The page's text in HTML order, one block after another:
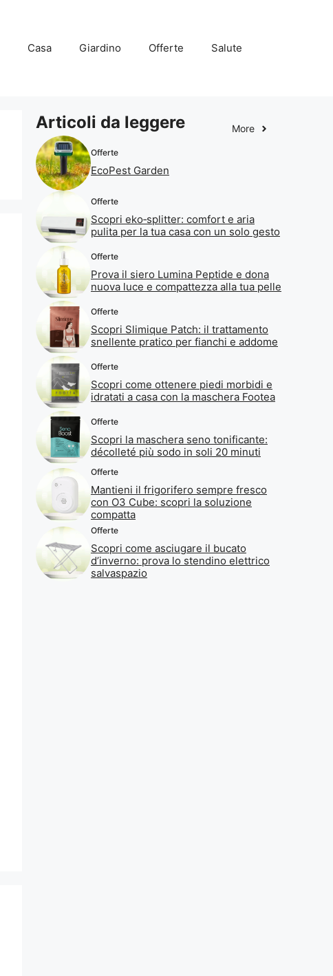
Casa Giardino Offerte Salute
Articoli da leggere More
Offerte
EcoPest Garden
Offerte
Scopri eko‑splitter: comfort e aria
pulita per la tua casa con un solo gesto
Offerte
Prova il siero Lumina Peptide e dona
nuova luce e compattezza alla tua pelle
Offerte
Scopri Slimique Patch: il trattamento
snellente pratico per fianchi e addome
Offerte
Scopri come ottenere piedi morbidi e
idratati a casa con la maschera Footea
Offerte
Scopri la maschera seno tonificante:
décolleté più sodo in soli 20 minuti
Offerte
Mantieni il frigorifero sempre fresco
con O3 Cube: scopri la soluzione
compatta
Offerte
Scopri come asciugare il bucato
d’inverno: prova lo stendino elettrico
salvaspazio